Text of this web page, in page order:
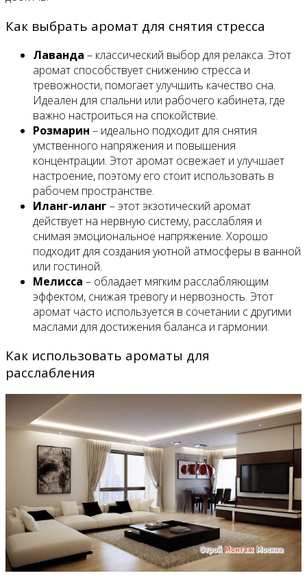
Как выбрать аромат для снятия стресса
Лаванда – классический выбор для релакса. Этот
аромат способствует снижению стресса и
тревожности, помогает улучшить качество сна.
Идеален для спальни или рабочего кабинета, где
важно настроиться на спокойствие.
Розмарин – идеально подходит для снятия
умственного напряжения и повышения
концентрации. Этот аромат освежает и улучшает
настроение, поэтому его стоит использовать в
рабочем пространстве.
Иланг-иланг – этот экзотический аромат
действует на нервную систему, расслабляя и
снимая эмоциональное напряжение. Хорошо
подходит для создания уютной атмосферы в ванной
или гостиной.
Мелисса – обладает мягким расслабляющим
эффектом, снижая тревогу и нервозность. Этот
аромат часто используется в сочетании с другими
маслами для достижения баланса и гармонии.
Как использовать ароматы для
расслабления